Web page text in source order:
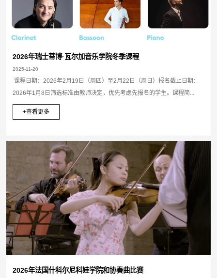
2026年瑞士蒂博·瓦尔加音乐学院冬季课程
2025-11-20
课程日期：2026年2月19日（周四）至2月22日（周日）报名截止日期：
2026年1月8日筛选标准由教师决定，优先考虑先报名的学生。课程简...
+查看更多
2026年法国什科尔尼科娃学院和协奏曲比赛